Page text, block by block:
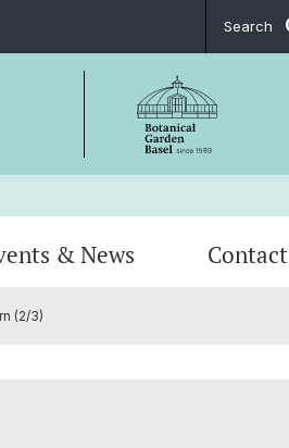
Search
& News Contact
(2/3)